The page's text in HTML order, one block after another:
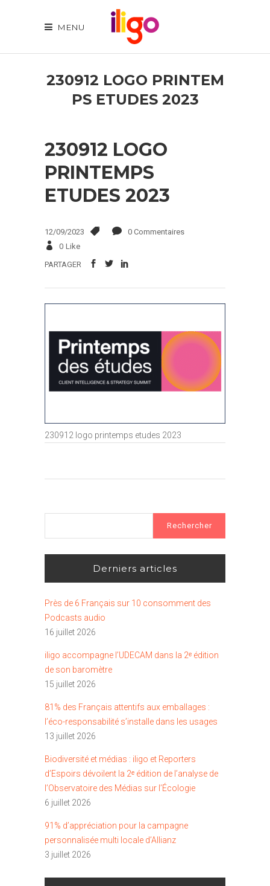
MENU
230912 LOGO PRINTEM
PS ETUDES 2023
230912 LOGO
PRINTEMPS
ETUDES 2023
12/09/2023
0 Commentaires
0 Like
PARTAGER
230912 logo printemps etudes 2023
Derniers articles
Près de 6 Français sur 10 consomment des
Podcasts audio
16 juillet 2026
iligo accompagne l’UDECAM dans la 2ᵉ édition
de son baromètre
15 juillet 2026
81% des Français attentifs aux emballages :
l’éco-responsabilité s’installe dans les usages
13 juillet 2026
Biodiversité et médias : iligo et Reporters
d’Espoirs dévoilent la 2ᵉ édition de l’analyse de
l’Observatoire des Médias sur l’Écologie
6 juillet 2026
91% d’appréciation pour la campagne
personnalisée multi locale d’Allianz
3 juillet 2026